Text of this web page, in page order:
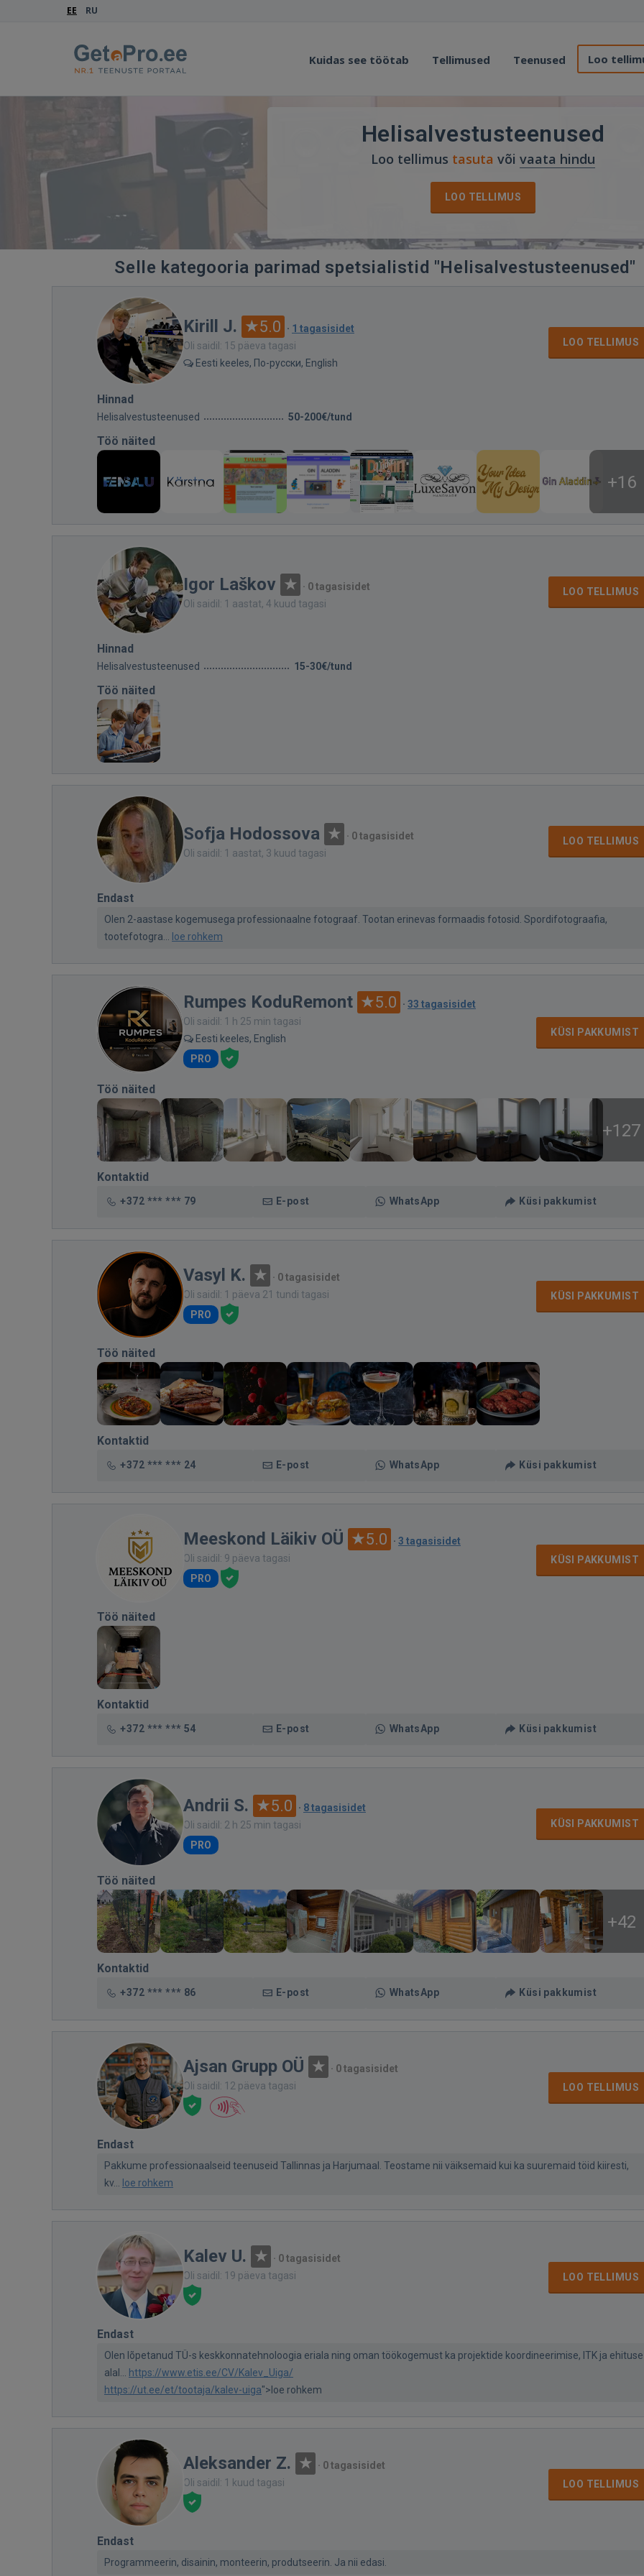
EE RU
Kuidas see töötab Tellimused Teenused Loo
Helisalvestusteenused
Loo tellimus tasuta või vaata hindu
LOO TELLIMUS
Selle kategooria parimad spetsialistid "Helisalvestusteenused"
Kirill J. 5.0 · 1 tagasisidet
Oli saidil: 15 päeva tagasi
Eesti keeles, По-русски, English
LOO TELLIMUS
Hinnad
Helisalvestusteenused 50-200€/tund
Töö näited
+16
Igor Laškov · 0 tagasisidet
Oli saidil: 1 aastat, 4 kuud tagasi
LOO TELLIMUS
Hinnad
Helisalvestusteenused 15-30€/tund
Töö näited
Sofja Hodossova · 0 tagasisidet
Oli saidil: 1 aastat, 3 kuud tagasi
LOO TELLIMUS
Endast
Olen 2-aastase kogemusega professionaalne fotograaf. Tootan erinevas formaadis fotosid. Spordifotograafia,
tootefotogra...
loe rohkem
Rumpes KoduRemont 5.0 · 33 tagasisidet
Oli saidil: 1 h 25 min tagasi
Eesti keeles, English
PRO
KÜSI PAKKUMIST
Töö näited
+127
Kontaktid
+372 *** *** 79 E-post WhatsApp Küsi pakkumist
Vasyl K. · 0 tagasisidet
Oli saidil: 1 päeva 21 tundi tagasi
PRO
KÜSI PAKKUMIST
Töö näited
Kontaktid
+372 *** *** 24 E-post WhatsApp Küsi pakkumist
Meeskond Läikiv OÜ 5.0 · 3 tagasisidet
Oli saidil: 9 päeva tagasi
PRO
KÜSI PAKKUMIST
Töö näited
Kontaktid
+372 *** *** 54 E-post WhatsApp Küsi pakkumist
Andrii S. 5.0 · 8 tagasisidet
Oli saidil: 2 h 25 min tagasi
PRO
KÜSI PAKKUMIST
Töö näited
+42
Kontaktid
+372 *** *** 86 E-post WhatsApp Küsi pakkumist
Ajsan Grupp OÜ · 0 tagasisidet
Oli saidil: 12 päeva tagasi
LOO TELLIMUS
Endast
Pakkume professionaalseid teenuseid Tallinnas ja Harjumaal. Teostame nii väiksemaid kui ka suuremaid töid kiiresti,
kv...
loe rohkem
Kalev U. · 0 tagasisidet
Oli saidil: 19 päeva tagasi
LOO TELLIMUS
Endast
Olen lõpetanud TÜ-s keskkonnatehnoloogia eriala ning oman töökogemust ka projektide koordineerimise, ITK ja ehituse
alal...
https://www.etis.ee/CV/Kalev_Uiga/
https://ut.ee/et/tootaja/kalev-uiga">loe rohkem
Aleksander Z. · 0 tagasisidet
Oli saidil: 1 kuud tagasi
LOO TELLIMUS
Endast
Programmeerin, disainin, monteerin, produtseerin. Ja nii edasi.